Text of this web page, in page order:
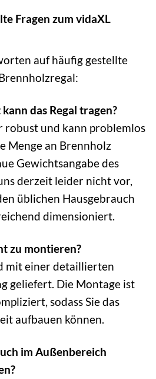
Fragen zum vidaXL
auf häufig gestellte
das Regal tragen?
robust und kann problemlos
Menge an Brennholz
Gewichtsangabe des
derzeit leider nicht vor,
üblichen Hausgebrauch
dimensioniert.
zu montieren?
mit einer detaillierten
geliefert. Die Montage ist
sodass Sie das
aufbauen können.
im Außenbereich